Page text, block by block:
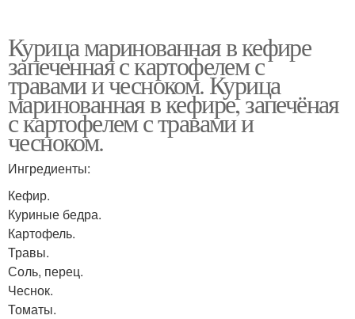
Курица маринованная в кефире
запеченная с картофелем с
травами и чесноком. Курица
маринованная в кефире, запечёная
с картофелем с травами и
чесноком.
Ингредиенты:
Кефир.
Куриные бедра.
Картофель.
Травы.
Соль, перец.
Чеснок.
Томаты.